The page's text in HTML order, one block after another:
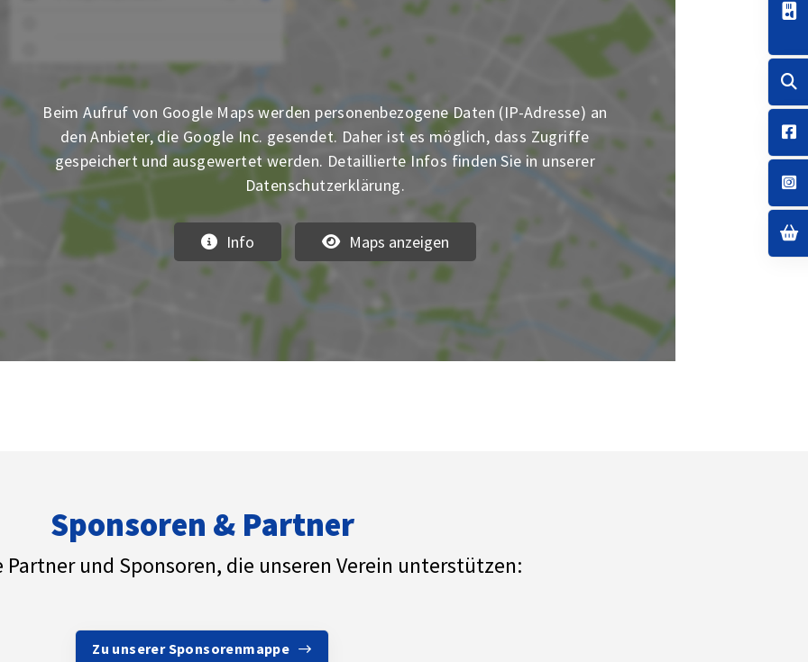
Beim Aufruf von Google Maps werden personenbezogene Daten (IP-Adresse) an
den Anbieter, die Google Inc. gesendet. Daher ist es möglich, dass Zugriffe
gespeichert und ausgewertet werden. Detaillierte Infos finden Sie in unserer
Datenschutzerklärung.
Info Maps anzeigen
Sponsoren & Partner
Partner und Sponsoren, die unseren Verein unterstützen:
Zu unserer Sponsorenmappe